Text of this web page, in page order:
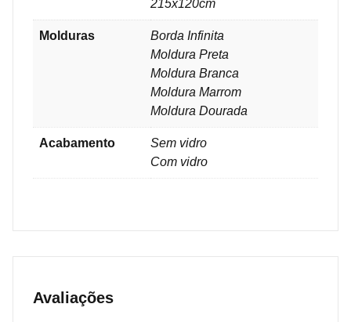
215x120cm
Molduras
Borda Infinita
Moldura Preta
Moldura Branca
Moldura Marrom
Moldura Dourada
Acabamento
Sem vidro
Com vidro
Avaliações